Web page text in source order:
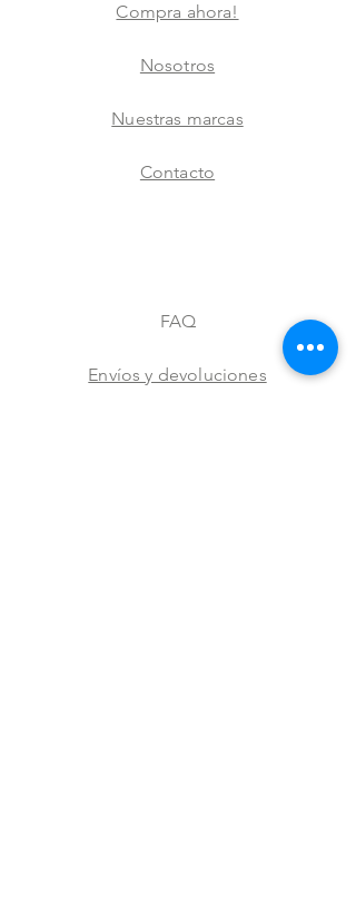
Compra ahora!
Nosotros
Nuestras marcas
Contacto
FAQ
Envíos y devoluciones